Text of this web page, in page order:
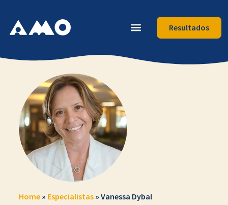
Resultados
Home» Especialistas» Vanessa Dybal